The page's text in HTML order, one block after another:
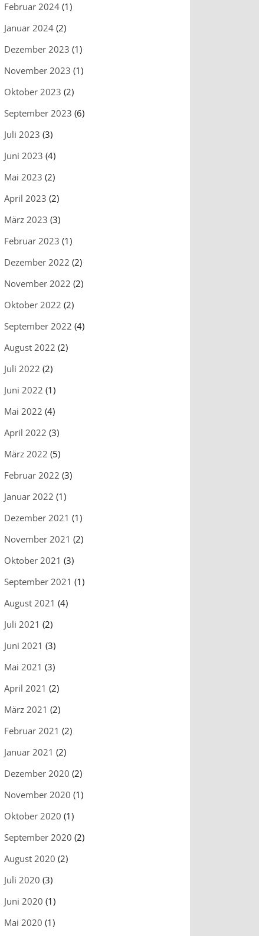
Februar 2024 (1)
Januar 2024 (2)
Dezember 2023 (1)
November 2023 (1)
Oktober 2023 (2)
September 2023 (6)
Juli 2023 (3)
Juni 2023 (4)
Mai 2023 (2)
April 2023 (2)
März 2023 (3)
Februar 2023 (1)
Dezember 2022 (2)
November 2022 (2)
Oktober 2022 (2)
September 2022 (4)
August 2022 (2)
Juli 2022 (2)
Juni 2022 (1)
Mai 2022 (4)
April 2022 (3)
März 2022 (5)
Februar 2022 (3)
Januar 2022 (1)
Dezember 2021 (1)
November 2021 (2)
Oktober 2021 (3)
September 2021 (1)
August 2021 (4)
Juli 2021 (2)
Juni 2021 (3)
Mai 2021 (3)
April 2021 (2)
März 2021 (2)
Februar 2021 (2)
Januar 2021 (2)
Dezember 2020 (2)
November 2020 (1)
Oktober 2020 (1)
September 2020 (2)
August 2020 (2)
Juli 2020 (3)
Juni 2020 (1)
Mai 2020 (1)